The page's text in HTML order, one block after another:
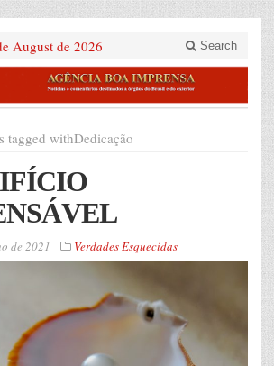
August de 2026 Search
tagged withDedicação
de 2021 Verdades Esquecidas